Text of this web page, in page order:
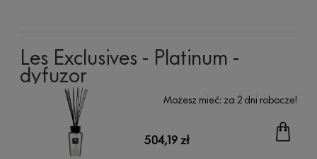
Les Exclusives - Platinum -
dyfuzor
Możesz mieć: za 2 dni robocze!
504,19 zł